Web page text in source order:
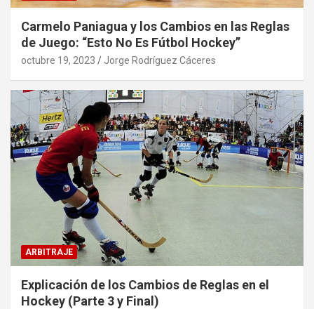
Carmelo Paniagua y los Cambios en las Reglas
de Juego: “Esto No Es Fútbol Hockey”
octubre 19, 2023 Jorge Rodríguez Cáceres
ARBITRAJE
Explicación de los Cambios de Reglas en el
Hockey (Parte 3 y Final)